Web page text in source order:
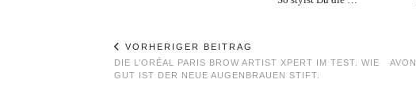
VORHERIGER BEITRAG
DIE L’ORÉAL PARIS BROW ARTIST XPERT IM TEST. WIE
GUT IST DER NEUE AUGENBRAUEN STIFT.